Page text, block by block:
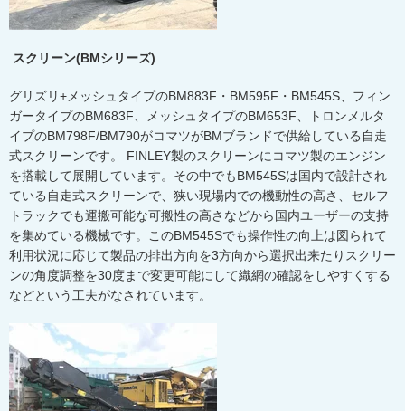
スクリーン(BMシリーズ)
グリズリ+ メッシュタイプのBM883F ・ BM595F ・ BM545S 、フィン
ガータイプのBM683F 、メッシュタイプのBM653F 、トロンメルタ
イプのBM798F/BM790がコマツがBMブランドで供給している自走
式スクリーンです。 FINLEY製のスクリーンにコマツ製のエンジン
を搭載して展開しています。その中でもBM545Sは国内で設計され
ている自走式スクリーンで、狭い現場内での機動性の高さ、セルフ
トラックでも運搬可能な可搬性の高さなどから国内ユーザーの支持
を集めている機械です。このBM545Sでも操作性の向上は図られて
利用状況に応じて製品の排出方向を3方向から選択出来たりスクリー
ンの角度調整を30度まで変更可能にして織網の確認をしやすくする
などという工夫がなされています。